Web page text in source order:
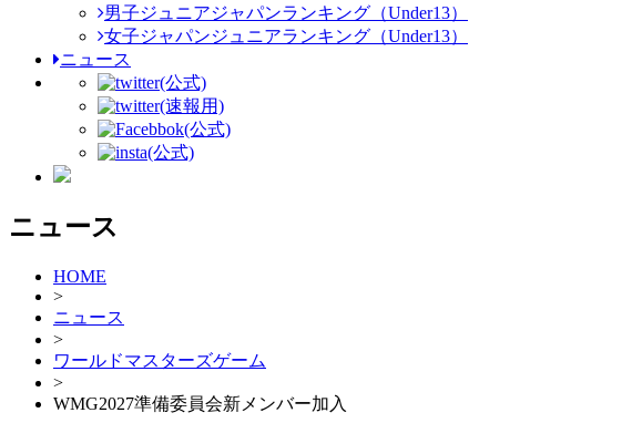
男子ジュニアジャパンランキング（Under13）
女子ジャパンジュニアランキング（Under13）
ニュース
(公式)
(速報用)
(公式)
(公式)
ニュース
HOME
>
ニュース
>
ワールドマスターズゲーム
>
WMG2027準備委員会新メンバー加入